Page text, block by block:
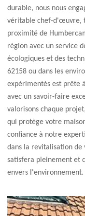
durable, nous nous
véritable chef-d'œuvre,
proximité de
région avec un service
écologiques et des
62158 ou dans les
expérimentés est prête
avec un savoir-faire
valorisons chaque
qui protège votre
confiance à notre
dans la revitalisation
satisfera pleinement et
envers l'environnement.